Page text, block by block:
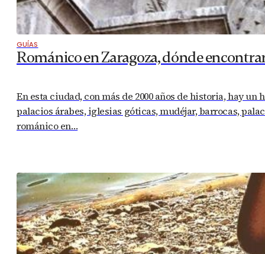
GUÍAS
Románico en Zaragoza, dónde
En esta ciudad, con más de 2000 años de historia, hay
palacios árabes, iglesias góticas, mudéjar, barrocas,
románico en…